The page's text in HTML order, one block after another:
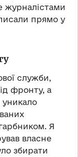
журналістами
прямо у
служби,
фронту, а
уникало
Я
власне
збирати